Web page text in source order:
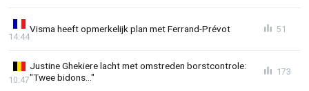
Visma heeft opmerkelijk plan met Ferrand-Prévot
14:44
51
Justine Ghekiere lacht met omstreden borstcontrole:
"Twee bidons..."
10:47
173